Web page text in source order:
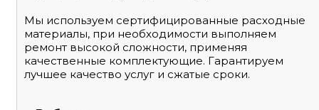
Мы используем сертифицированные расходные
материалы, при необходимости выполняем
ремонт высокой сложности, применяя
качественные комплектующие. Гарантируем
лучшее качество услуг и сжатые сроки.